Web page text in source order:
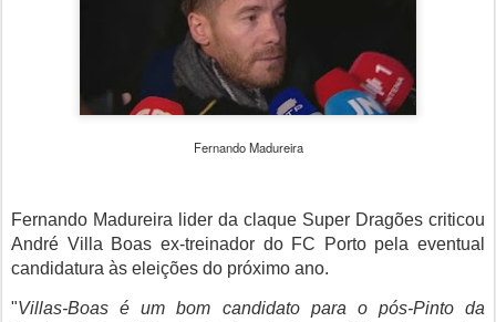
Fernando Madureira
Fernando Madureira lider da claque Super Dragões criticou
André Villa Boas ex-treinador do FC Porto pela eventual
candidatura às eleições do próximo ano.
"Villas-Boas é um bom candidato para o pós-Pinto da